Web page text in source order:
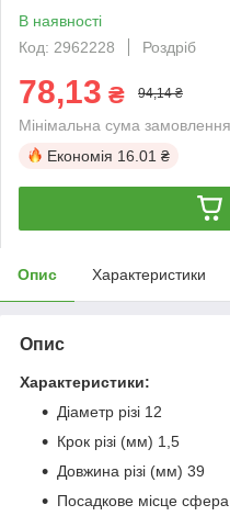
В наявності
Код: 2962228
Роздріб
78,13 ₴ 94,14 ₴
Мінімальна сума
Економія 16.01 ₴
Опис Характеристики
Опис
Характеристики:
Діаметр різі 12
Крок різі (мм) 1,5
Довжина різі (мм) 39
Посадкове місце сфера